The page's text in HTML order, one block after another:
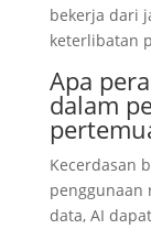
bekerja dari
keterlibatan
Apa
dalam
Kecerdasan
penggunaan
data, AI